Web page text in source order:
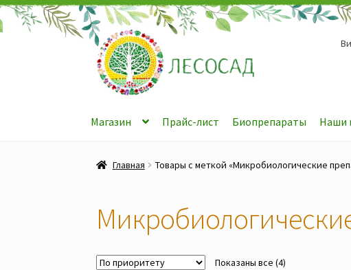
Перейти
к
навигации
Перейти
к
содержимому
Магазин Прайс-лист Биопрепараты Наши
Главная Товары с меткой «Микробиологические
Показаны все (4)